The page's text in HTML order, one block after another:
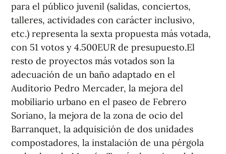
para el público juvenil (salidas, conciertos,
talleres, actividades con carácter inclusivo,
etc.) representa la sexta propuesta más votada,
con 51 votos y 4.500EUR de presupuesto.El
resto de proyectos más votados son la
adecuación de un baño adaptado en el
Auditorio Pedro Mercader, la mejora del
mobiliario urbano en el paseo de Febrero
Soriano, la mejora de la zona de ocio del
Barranquet, la adquisición de dos unidades
compostadores, la instalación de una pérgola